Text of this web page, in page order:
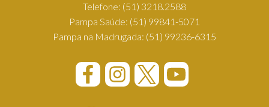
Telefone: (51) 3218.2588
Pampa Saúde: (51) 99841-5071
Pampa na Madrugada: (51) 99236-6315